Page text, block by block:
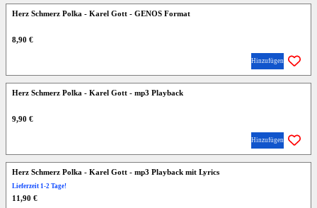
Herz Schmerz Polka - Karel Gott - GENOS Format
8,90 €
Hinzufügen
Herz Schmerz Polka - Karel Gott - mp3 Playback
9,90 €
Hinzufügen
Herz Schmerz Polka - Karel Gott - mp3 Playback mit Lyrics
Lieferzeit 1-2 Tage!
11,90 €